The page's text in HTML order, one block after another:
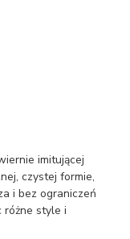
imitującej
czystej formie,
i bez ograniczeń
różne style i